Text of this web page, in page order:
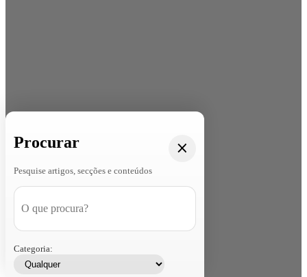
Procurar
Pesquise artigos, secções e conteúdos
Categoria: